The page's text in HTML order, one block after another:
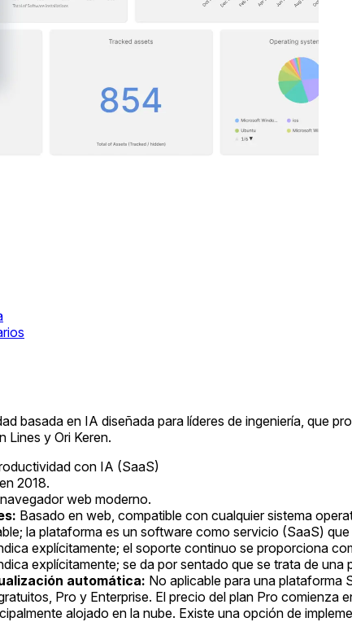
basada en IA diseñada para líderes de ingeniería, que
Lines y Ori Keren.
con IA (SaaS)
2018.
web moderno.
Basado en web, compatible con cualquier sistema
la plataforma es un software como servicio (SaaS)
explícitamente; el soporte continuo se proporciona
explícitamente; se da por sentado que se trata de
automática: No aplicable para una plataforma
Pro y Enterprise. El precio del plan Pro
alojado en la nube. Existe una opción de